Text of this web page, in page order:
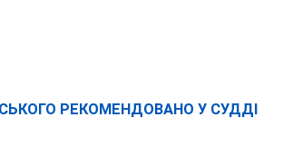
РЕКОМЕНДОВАНО У СУДДІ